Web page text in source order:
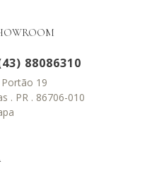
88086310
Portão 19
. PR . 86706-010